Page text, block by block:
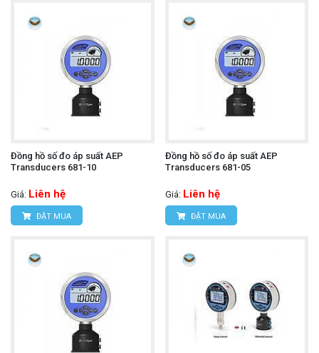
Đồng hồ số đo áp suất AEP
Transducers 681-10
Giá: Liên hệ
ĐẶT MUA
Đồng hồ số đo áp suất AEP
Transducers 681-05
Giá: Liên hệ
ĐẶT MUA